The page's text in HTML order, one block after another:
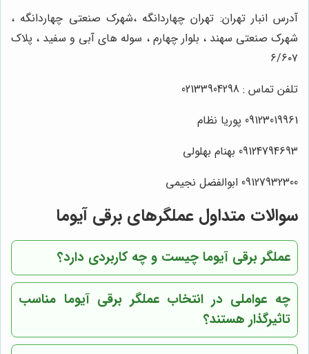
آدرس انبار تهران: تهران چهاردانگه ،شهرک صنعتی چهاردانگه ،
شهرک صنعتی سهند ، بلوار چهارم ، سوله های آبی و سفید ، پلاک
۶/۶۰۷
تلفن تماس : 02133904298
09123019961 پوریا نظام
09124794693 بهنام بهلولی
09127932300 ابوالفضل نجیمی
سوالات متداول عملگرهای برقی آیوما
عملگر برقی آیوما چیست و چه کاربردی دارد؟
چه عواملی در انتخاب عملگر برقی آیوما مناسب
تاثیرگذار هستند؟